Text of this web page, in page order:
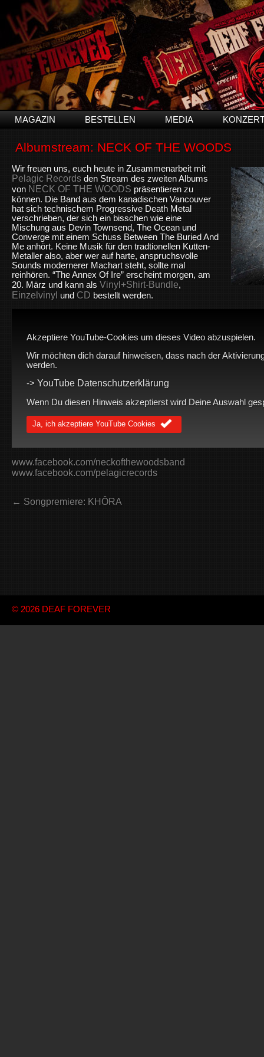
MAGAZIN BESTELLEN MEDIA
Albumstream: NECK OF THE WOODS
Wir freuen uns, euch heute in Zusammenarbeit mit
Pelagic Records den Stream des zweiten Albums
von NECK OF THE WOODS präsentieren zu
können. Die Band aus dem kanadischen Vancouver
hat sich technischem Progressive Death Metal
verschrieben, der sich ein bisschen wie eine
Mischung aus Devin Townsend, The Ocean und
Converge mit einem Schuss Between The Buried And
Me anhört. Keine Musik für den tradtionellen Kutten-
Metaller also, aber wer auf harte, anspruchsvolle
Sounds modernerer Machart steht, sollte mal
reinhören. “The Annex Of Ire” erscheint morgen, am
20. März und kann als Vinyl+Shirt-Bundle,
Einzelvinyl und CD bestellt werden.
Akzeptiere YouTube-Cookies um dieses Video abzuspielen.
Wir möchten dich darauf hinweisen, dass nach der
werden.
-> YouTube Datenschutzerklärung
Wenn Du diesen Hinweis akzeptierst wird Deine Auswahl
Ja, ich akzeptiere YouTube Cookies
www.facebook.com/neckofthewoodsband
www.facebook.com/pelagicrecords
← Songpremiere: KHÔRA
© 2026 DEAF FOREVER